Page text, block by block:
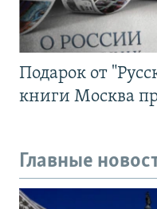
Подарок от
книги Москва
Главные